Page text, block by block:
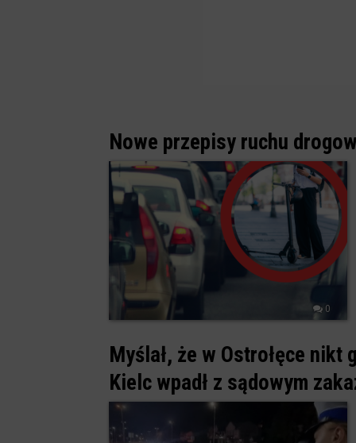
Nowe przepisy ruchu
0
Myślał, że w Ostrołęce
Kielc wpadł z sądowym